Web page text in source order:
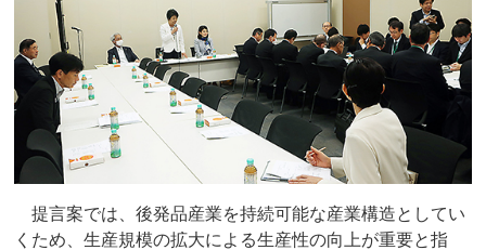
提言案では、後発品産業を持続可能な産業構造としてい
くため、生産規模の拡大による生産性の向上が重要と指